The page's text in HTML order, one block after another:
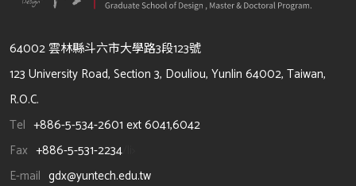
64002 雲林縣斗六市大學路3段123號
123 University Road, Section 3, Douliou, Yunlin 64002, Taiwan,
R.O.C.
Tel +886-5-534-2601 ext 6041,6042
Fax +886-5-531-2234
E-mail gdx@yuntech.edu.tw